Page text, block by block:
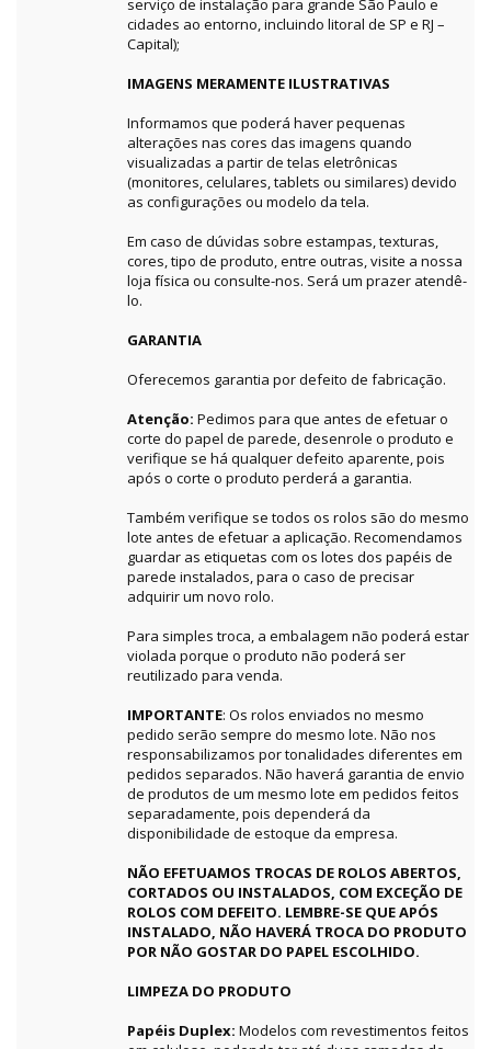
serviço de instalação para grande São Paulo e
cidades ao entorno, incluindo litoral de SP e RJ –
Capital);
IMAGENS MERAMENTE ILUSTRATIVAS
Informamos que poderá haver pequenas
alterações nas cores das imagens quando
visualizadas a partir de telas eletrônicas
(monitores, celulares, tablets ou similares) devido
as configurações ou modelo da tela.
Em caso de dúvidas sobre estampas, texturas,
cores, tipo de produto, entre outras, visite a nossa
loja física ou consulte-nos. Será um prazer atendê-
lo.
GARANTIA
Oferecemos garantia por defeito de fabricação.
Atenção: Pedimos para que antes de efetuar o
corte do papel de parede, desenrole o produto e
verifique se há qualquer defeito aparente, pois
após o corte o produto perderá a garantia.
Também verifique se todos os rolos são do mesmo
lote antes de efetuar a aplicação. Recomendamos
guardar as etiquetas com os lotes dos papéis de
parede instalados, para o caso de precisar
adquirir um novo rolo.
Para simples troca, a embalagem não poderá estar
violada porque o produto não poderá ser
reutilizado para venda.
IMPORTANTE: Os rolos enviados no mesmo
pedido serão sempre do mesmo lote. Não nos
responsabilizamos por tonalidades diferentes em
pedidos separados. Não haverá garantia de envio
de produtos de um mesmo lote em pedidos feitos
separadamente, pois dependerá da
disponibilidade de estoque da empresa.
NÃO EFETUAMOS TROCAS DE ROLOS ABERTOS,
CORTADOS OU INSTALADOS, COM EXCEÇÃO DE
ROLOS COM DEFEITO. LEMBRE-SE QUE APÓS
INSTALADO, NÃO HAVERÁ TROCA DO PRODUTO
POR NÃO GOSTAR DO PAPEL ESCOLHIDO.
LIMPEZA DO PRODUTO
Papéis Duplex: Modelos com revestimentos feitos